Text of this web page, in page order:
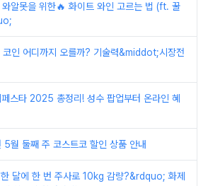
알못을 위한🔥 화이트 와인 고르는 법 (ft. 꿀
코인 어디까지 오를까? 기술력&middot;시장전
페스타 2025 총정리! 성수 팝업부터 온라인 혜
월 둘째 주 코스트코 할인 상품 안내
달에 한 번 주사로 10kg 감량?&rdquo; 화제